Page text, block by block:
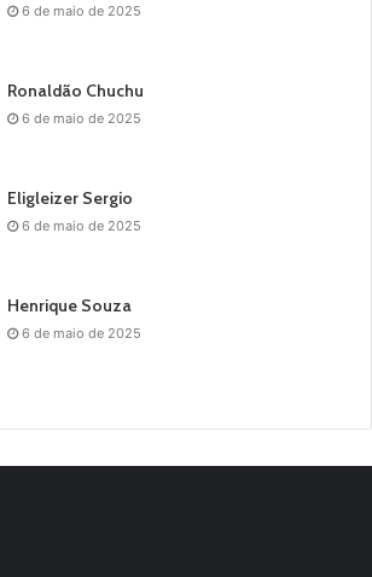
6 de maio de 2025
Ronaldão Chuchu
6 de maio de 2025
Eligleizer Sergio
6 de maio de 2025
Henrique Souza
6 de maio de 2025